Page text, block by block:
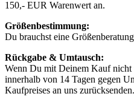
150,- EUR Warenwert an.
Größenbestimmung:
Du brauchst eine
Rückgabe & Umtausch:
Wenn Du mit Deinem Kauf
innerhalb von 14 Tagen gegen
Kaufpreises an uns zurücksenden.